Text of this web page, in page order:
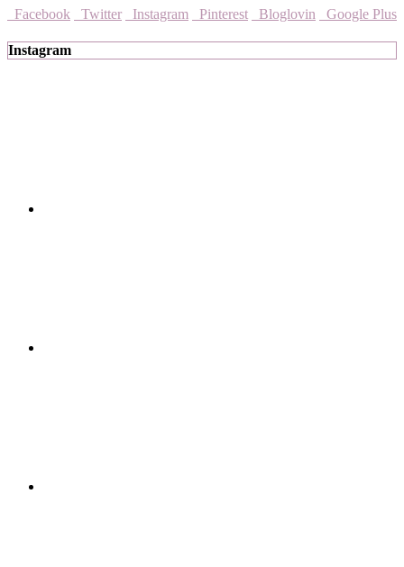
Facebook Twitter Instagram Pinterest Bloglovin Google Plus
Instagram